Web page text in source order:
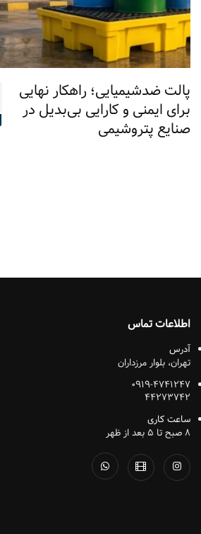
پالت ضدشیمیایی؛ راهکار نهایی
برای ایمنی و کارایی بی‌بدیل در
صنایع پتروشیمی
اطلاعات تماس
آدرس
تهران، بلوار مرزداران
۰۹۱۹-۴۷۴۱۲۴۷
۴۴۲۷۳۷۴۲
ساعت کاری
۸ صبح تا ۵ بعد از ظهر